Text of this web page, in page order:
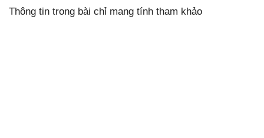
Thông tin trong bài chỉ mang tính tham khảo